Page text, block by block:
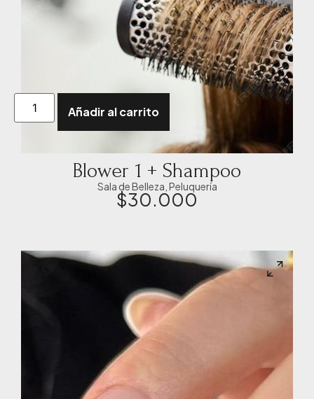
Añadir al carrito
Blower 1 + Shampoo
Sala de Belleza Peluquería
$30.000